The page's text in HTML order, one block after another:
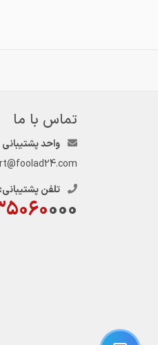
تماس با ما
واحد پشتیبانی
تلفن پشتیبانی:
000